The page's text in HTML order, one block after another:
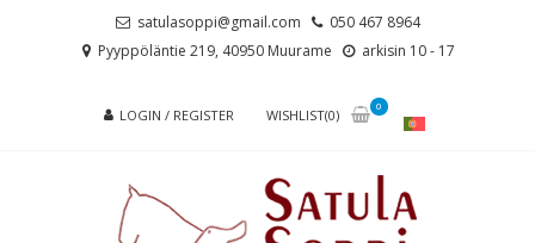
satulasoppi@gmail.com
050 467 8964
Pyyppöläntie 219, 40950 Muurame
arkisin 10 - 17
LOGIN / REGISTER WISHLIST(0)
0